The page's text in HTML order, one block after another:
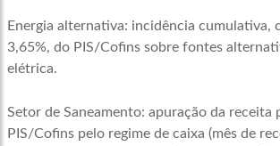
Energia alternativa: incidência cumulativa,
3,65%, do PIS/Cofins sobre fontes
elétrica.
Setor de Saneamento: apuração da receita
PIS/Cofins pelo regime de caixa (mês de